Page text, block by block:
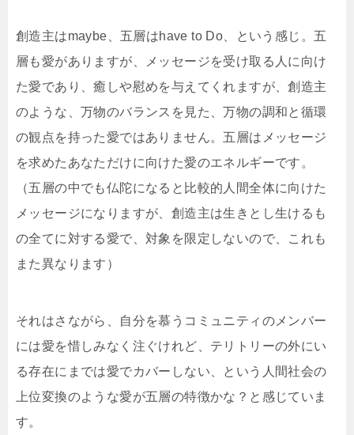
創造主はmaybe、五層はhave to Do、という感じ。五
層も愛がありますが、メッセージを受け取る人に向け
た愛であり、癒しや慰めを与えてくれますが、創造主
のような、万物のバランスを見た、万物の調和と循環
の観点を持った愛ではありません。五層はメッセージ
を求めたあなただけに向けた愛のエネルギーです。
（五層の中でも仏陀になると比較的人間全体に向けた
メッセージになりますが、創造主は生きとし生けるも
の全てに対する愛で、対象を限定しないので、これも
また異なります）
それはさながら、自分を慕うコミュニティのメンバー
には愛を惜しみなく注ぐけれど、テリトリーの外にい
る存在にまでは愛でカバーしない、という人間社会の
上位変換のような愛が五層の特徴かな？と感じていま
す。